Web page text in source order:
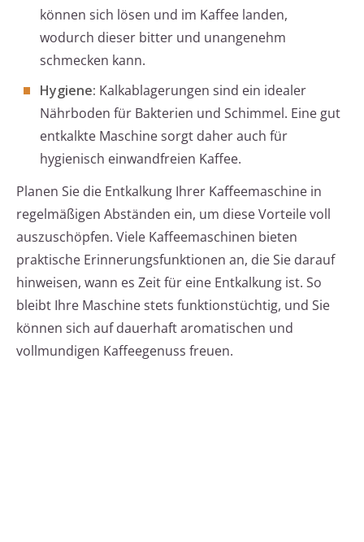
können sich lösen und im Kaffee landen,
wodurch dieser bitter und unangenehm
schmecken kann.
Hygiene: Kalkablagerungen sind ein idealer
Nährboden für Bakterien und Schimmel. Eine gut
entkalkte Maschine sorgt daher auch für
hygienisch einwandfreien Kaffee.
Planen Sie die Entkalkung Ihrer Kaffeemaschine in
regelmäßigen Abständen ein, um diese Vorteile voll
auszuschöpfen. Viele Kaffeemaschinen bieten
praktische Erinnerungsfunktionen an, die Sie darauf
hinweisen, wann es Zeit für eine Entkalkung ist. So
bleibt Ihre Maschine stets funktionstüchtig, und Sie
können sich auf dauerhaft aromatischen und
vollmundigen Kaffeegenuss freuen.